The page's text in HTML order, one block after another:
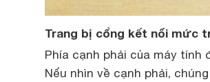
Trang bị cổng kết nối mức
Phía cạnh phải của máy tính
Nếu nhìn về cạnh phải,